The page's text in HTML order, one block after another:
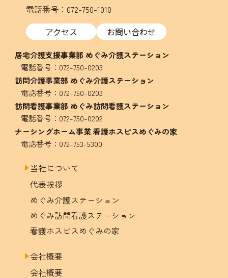
電話番号：072-750-1010
アクセス
お問い合わせ
居宅介護支援事業部 めぐみ介護ステーション
電話番号： 072-750-0203
訪問介護事業部 めぐみ介護ステーション
電話番号： 072-750-0203
訪問看護事業部 めぐみ訪問看護ステーション
電話番号： 072-750-0202
ナーシングホーム事業 看護ホスピスめぐみの家
電話番号： 072-753-5300
当社について
代表挨拶
めぐみ介護ステーション
めぐみ訪問看護ステーション
看護ホスピスめぐみの家
会社概要
会社概要